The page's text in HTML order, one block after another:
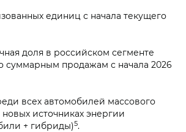
единиц с начала текущего
доля в российском сегменте
суммарным продажам с начала 2026
всех автомобилей массового
новых источниках энергии
+ гибриды)5.